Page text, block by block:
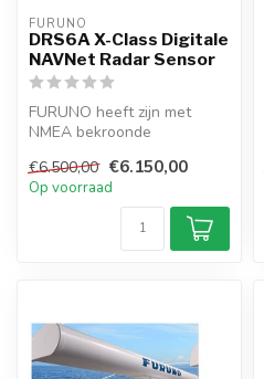
FURUNO
DRS6A X-Class Digitale
NAVNet Radar Sensor
FURUNO heeft zijn met
NMEA bekroonde
volgende niveau g...
€6.500,00 €6.150,00
Op voorraad